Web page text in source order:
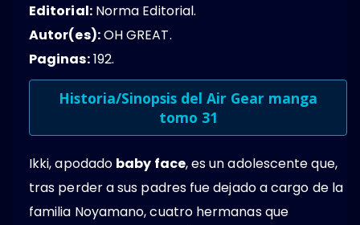
Editorial:Norma Editorial.
Autor(es):OH GREAT.
Paginas:192.
Historia/Sinopsis del Air Gear manga
tomo 31
Ikki, apodado baby face, es un adolescente que,
tras perder a sus padres fue dejado a cargo de la
familia Noyamano, cuatro hermanas que